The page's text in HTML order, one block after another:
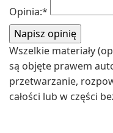
Opinia:*
Wszelkie materiały
są objęte prawem
przetwarzanie,
całości lub w części